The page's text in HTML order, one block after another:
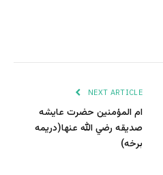
NEXT ARTICLE
ام المؤمنین حضرت عایشه
صدیقه رضي الله عنها(دریمه
برخه)